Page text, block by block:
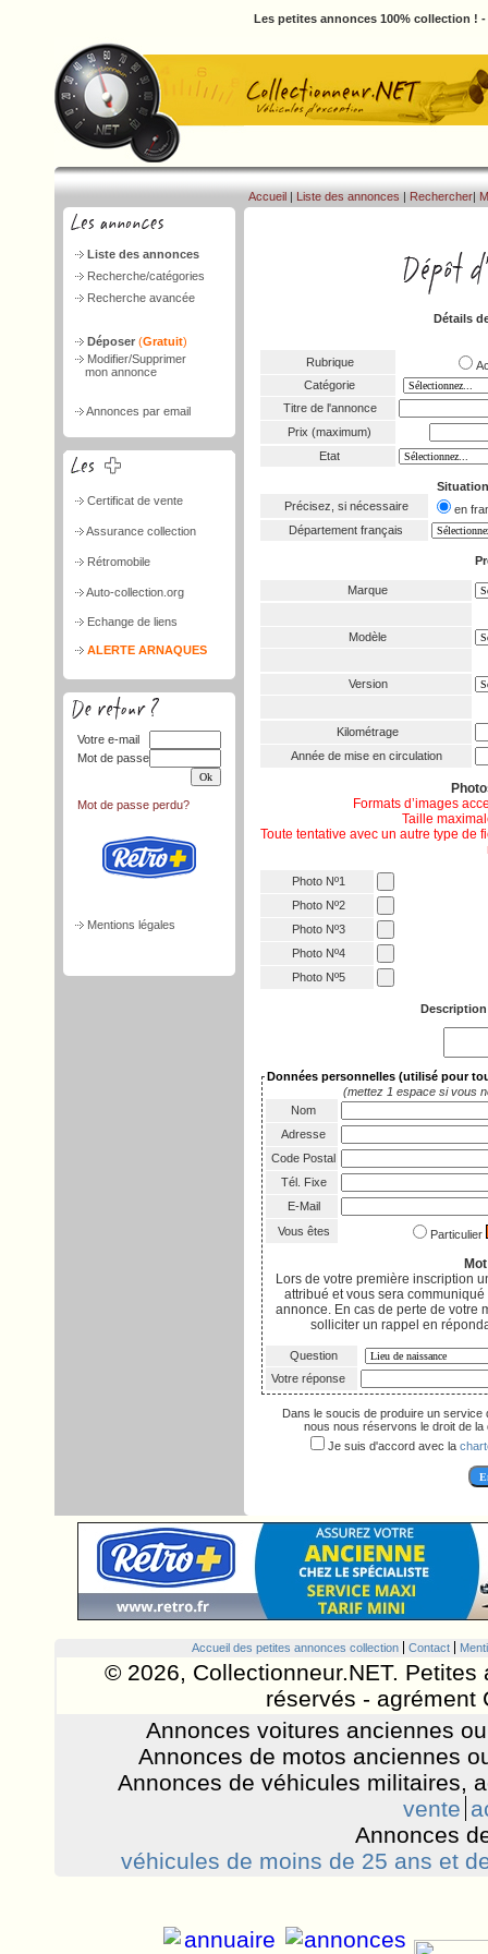
Les petites annonces 100% collection !
Liste des annonces
Recherche/catégories
Recherche avancée
Déposer (Gratuit)
Modifier/Supprimer
mon annonce
Annonces par email
Certificat de vente
Assurance collection
Rétromobile
Auto-collection.org
Echange de liens
ALERTE ARNAQUES
Votre e-mail
Mot de passe
Mot de passe perdu?
Mentions légales
Accueil | Liste des annonces | Rechercher|
Détails
Rubrique
Catégorie
Titre de l'annonce
Prix (maximum)
Etat
Précisez, si nécessaire
en
Département français
Marque
Modèle
Version
Kilométrage
Année de mise en circulation
Formats d’images
Taille
Toute tentative avec un autre type de
Photo Nº1
Photo Nº2
Photo Nº3
Photo Nº4
Photo Nº5
Données personnelles (utilisé pour
(mettez 1 espace si vous
Nom
Adresse
Code Postal
Tél. Fixe
E-Mail
Vous êtes
Particulier
Lors de votre première inscription
attribué et vous sera
annonce. En cas de perte de votre
solliciter un rappel en
Question
Votre réponse
Dans le soucis de produire un
nous nous réservons le droit de la
Je suis d'accord avec la
Accueil des petites annonces collection Contact
© 2026, Collectionneur.NET.
réservés - agrément
Annonces voitures anciennes
Annonces de motos anciennes
Annonces de véhicules militaires,
vente
Annonces
véhicules de moins de 25 ans et